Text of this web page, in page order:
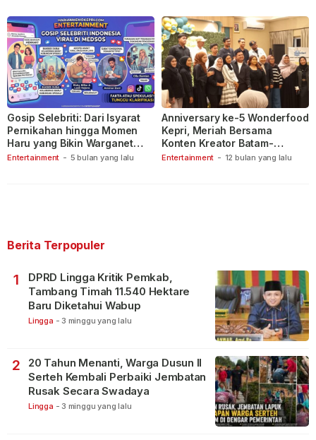
Entertainment - 5 bulan yang lalu
Gosip Selebriti: Dari Isyarat
Pernikahan hingga Momen
Haru yang Bikin Warganet
Berspekulasi
Entertainment - 12 bulan yang lalu
Anniversary ke-5 Wonderfood
Kepri, Meriah Bersama
Konten Kreator Batam-
Tanjungpinang
Berita Terpopuler
1
DPRD Lingga Kritik Pemkab,
Tambang Timah 11.540 Hektare
Baru Diketahui Wabup
Lingga - 3 minggu yang lalu
2
20 Tahun Menanti, Warga Dusun II
Serteh Kembali Perbaiki Jembatan
Rusak Secara Swadaya
Lingga - 3 minggu yang lalu